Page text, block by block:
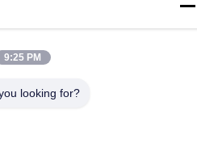
9:25 PM
looking for?